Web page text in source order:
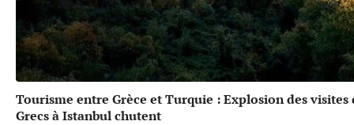
Tourisme entre Grèce et Turquie : Explosion des
Grecs à Istanbul chutent